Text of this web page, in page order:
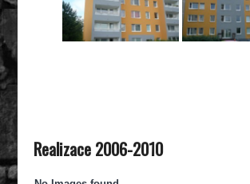
Realizace 2006-2010